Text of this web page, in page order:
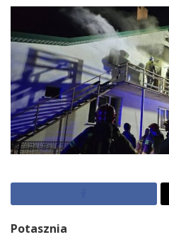
Potasznia